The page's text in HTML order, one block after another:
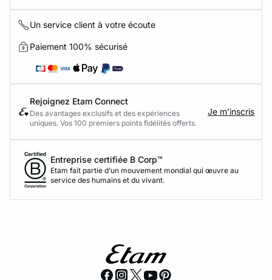
Un service client à votre écoute
Paiement 100% sécurisé
Rejoignez Etam Connect
Des avantages exclusifs et des expériences
uniques. Vos 100 premiers points fidélités offerts.
Je m’inscris
Entreprise certifiée B Corp™
Etam fait partie d’un mouvement mondial qui œuvre au
service des humains et du vivant.